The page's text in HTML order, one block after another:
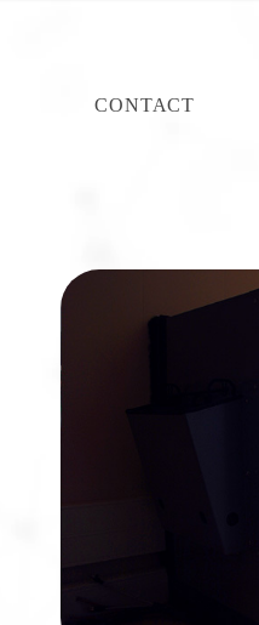
CONTACT